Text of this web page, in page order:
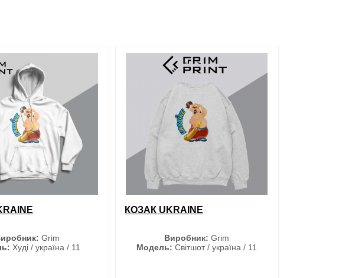
Grim
Худі / україна / 11
КОЗАК UKRAINE
Виробник: Grim
Модель: Світшот / україна / 11